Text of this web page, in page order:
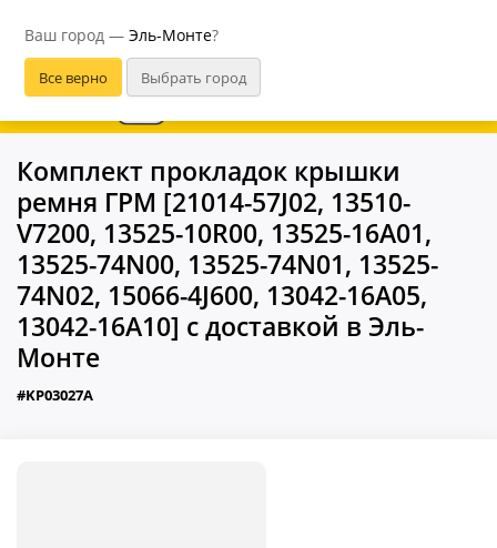
Ваш город — Эль-Монте?
В приложении удобнее
Комплект прокладок крышки
ремня ГРМ [21014-57J02, 13510-
V7200, 13525-10R00, 13525-16A01,
13525-74N00, 13525-74N01, 13525-
74N02, 15066-4J600, 13042-16A05,
13042-16A10] с доставкой в Эль-
Монте
#KP03027A